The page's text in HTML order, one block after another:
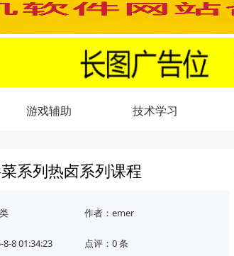
游戏辅助 技术学习
系列热卤系列课程
作者：emer
8 01:34:23 点评：0 条